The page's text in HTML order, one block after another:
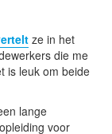
ze in het
die me
is leuk om beide
lange
voor